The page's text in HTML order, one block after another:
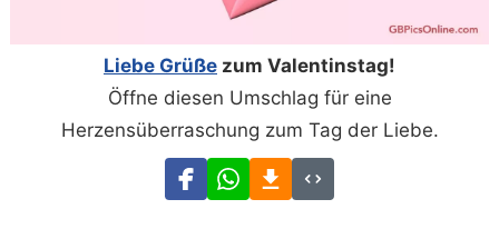
Liebe Grüße zum Valentinstag!
Öffne diesen Umschlag für eine
Herzensüberraschung zum Tag der Liebe.